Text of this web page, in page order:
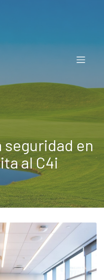
seguridad en
al C4i